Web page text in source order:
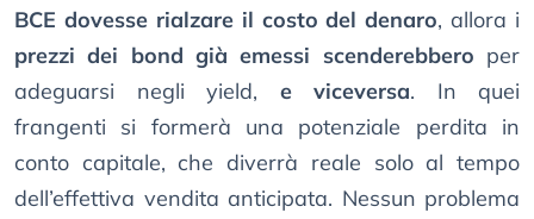
BCE dovesse rialzare il costo del denaro, allora i
prezzi dei bond già emessi scenderebbero per
adeguarsi negli yield, e viceversa. In quei
frangenti si formerà una potenziale perdita in
conto capitale, che diverrà reale solo al tempo
dell’effettiva vendita anticipata. Nessun problema